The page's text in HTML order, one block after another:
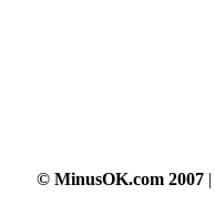
© MinusOK.com 2007 |